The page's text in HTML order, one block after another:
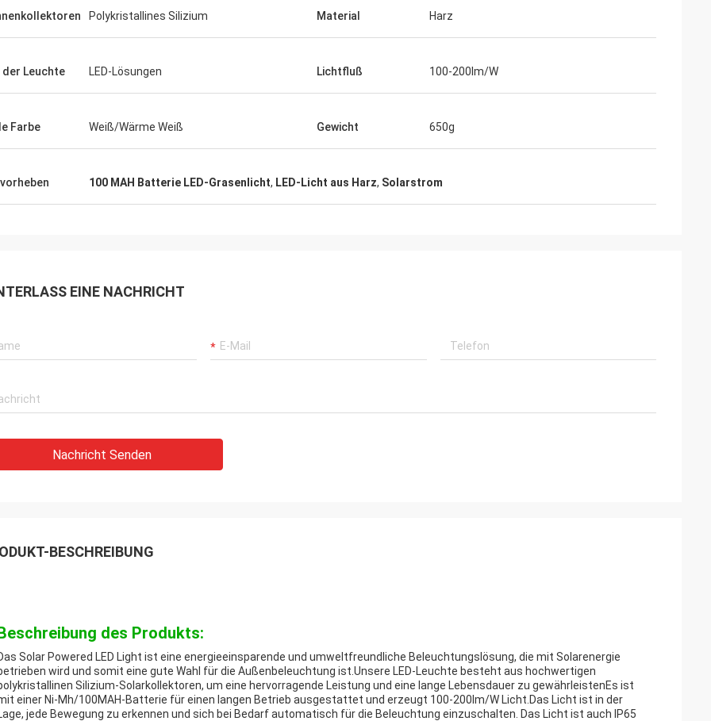
zum mit zu arbeiten und jeder
werden sehr geschätzt. Sie
Wissens und
auf solch einer großer
gemacht. Ich hüte
Polykristallines Silizium Material Harz
der Leuchte LED-Lösungen Lichtfluß 100-200lm/W
Farbe Weiß/Wärme Weiß Gewicht 650g
100 MAH Batterie LED-Grasenlicht, LED-Licht aus Harz, Solarstrom
EINE NACHRICHT
Nachricht Senden
BESCHREIBUNG
des Produkts:
Solar Powered LED Light ist eine energieeinsparende und umweltfreundliche Beleuchtungslösung, die mit Solarenergie
wird und somit eine gute Wahl für die Außenbeleuchtung ist.Unsere LED-Leuchte besteht aus hochwertigen
Silizium-Solarkollektoren, um eine hervorragende Leistung und eine lange Lebensdauer zu gewährleistenEs ist
einer Ni-Mh/100MAH-Batterie für einen langen Betrieb ausgestattet und erzeugt 100-200lm/W Licht.Das Licht ist in der
jede Bewegung zu erkennen und sich bei Bedarf automatisch für die Beleuchtung einzuschalten. Das Licht ist auch IP65